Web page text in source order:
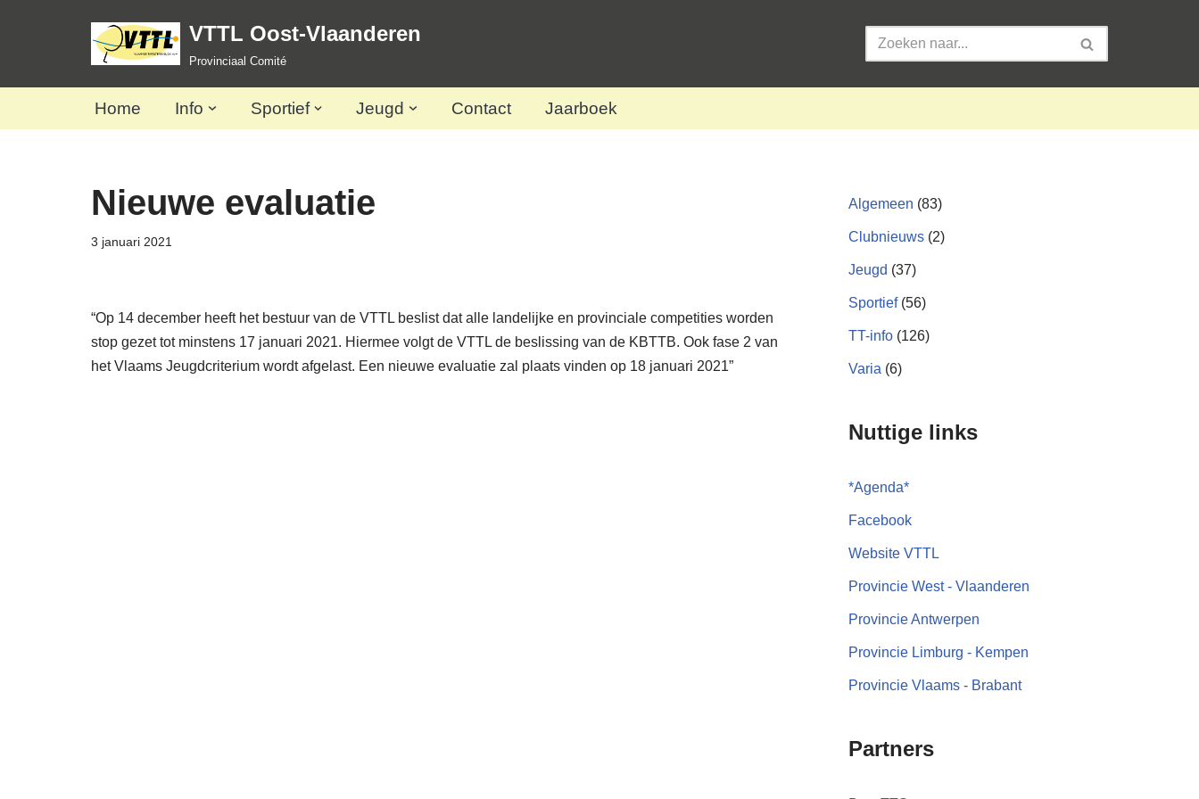
VTTL Oost-Vlaanderen
Provinciaal Comité
Home Info Sportief Jeugd Contact Jaarboek
Nieuwe evaluatie
3 januari 2021
“Op 14 december heeft het bestuur van de VTTL beslist dat alle landelijke en provinciale competities worden
stop gezet tot minstens 17 januari 2021. Hiermee volgt de VTTL de beslissing van de KBTTB. Ook fase 2 van
het Vlaams Jeugdcriterium wordt afgelast. Een nieuwe evaluatie zal plaats vinden op 18 januari 2021”
Algemeen (83)
Clubnieuws (2)
Jeugd (37)
Sportief(56)
TT-info (126)
Varia (6)
Nuttige links
*Agenda*
Facebook
Website VTTL
Provincie West - Vlaanderen
Provincie Antwerpen
Provincie Limburg - Kempen
Provincie Vlaams - Brabant
Partners